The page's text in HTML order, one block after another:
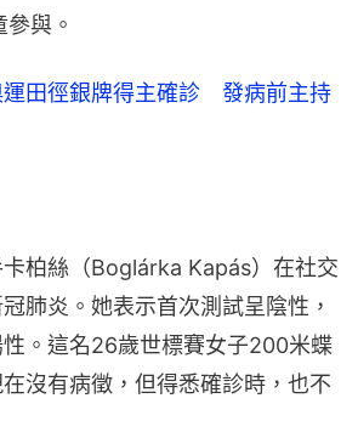
與。
運田徑銀牌得主確診　發病前主持
柏絲（Boglárka Kapás）在社交
肺炎。她表示首次測試呈陰性，
。這名26歲世標賽女子200米蝶
沒有病徵，但得悉確診時，也不